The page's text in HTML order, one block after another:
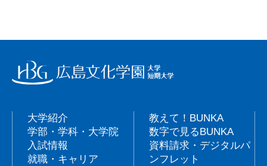
大学紹介
学部・学科・大学院
入試情報
就職・キャリア
教えて！BUNKA
数字で見るBUNKA
資料請求・デジタルパ
ンフレット